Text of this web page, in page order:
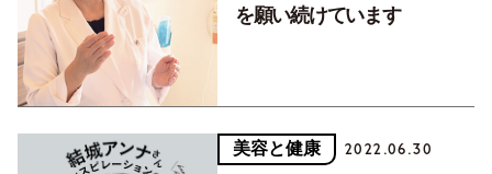
を願い続けています
美容と健康 2022.06.30